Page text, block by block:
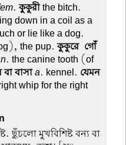
.কুকুরীthe bitch.
down in a coil as a
or lie like a dog.
the pup.কুকুরে-গোঁ
n. the canine tooth (of
বাসাa. kennel. যেমন
whip for the right
ছুঁচলো মুখবিশিষ্ট বন্য বা